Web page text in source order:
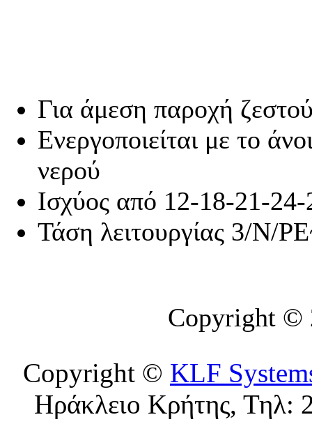
Για άμεση παροχή
Ενεργοποιείται με το
νερού
Ισχύος από 12-18-21-
Τάση λειτουργίας 3/N/
Copyright ©
Copyright © KLF
Ηράκλειο Κρήτης, Τηλ: